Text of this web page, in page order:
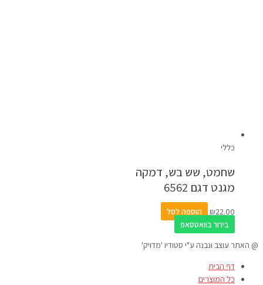
כללי
שחמט, שש בש, דמקה
מגנט דגם 6562
₪22.00
הוספה לסל
בירור בוואטסאפ
@ האתר עוצב ונבנה ע"י סטודיו 'מדויק'
דף הבית
כל המוצרים